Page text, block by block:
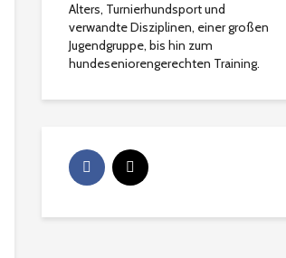
Alters, Turnierhundsport und
verwandte Disziplinen, einer großen
Jugendgruppe, bis hin zum
hundeseniorengerechten Training.